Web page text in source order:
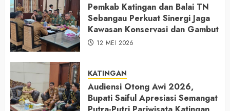
Pemkab Katingan dan Balai TN
Sebangau Perkuat Sinergi Jaga
Kawasan Konservasi dan Gambut
12 MEI 2026
KATINGAN
Audiensi Otong Awi 2026,
Bupati Saiful Apresiasi Semangat